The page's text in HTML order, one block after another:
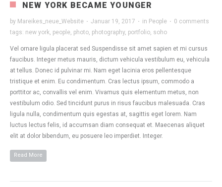
NEW YORK BECAME YOUNGER
by Mareikes_neue_Website · Januar 19, 2017 · in People · 0 comments
tags: new york, people, photo, photography, portfolio, soho
Vel ornare ligula placerat sed Suspendisse sit amet sapien et mi cursus
faucibus. Integer metus mauris, dictum vehicula vestibulum eu, vehicula
at tellus. Donec id pulvinar mi. Nam eget lacinia eros pellentesque
tristique et enim. Eu condimentum. Cras lectus ipsum, commodo a
porttitor ac, convallis vel enim. Vivamus quis elementum metus, non
vestibulum odio. Sed tincidunt purus in risus faucibus malesuada. Cras
ligula nulla, condimentum quis egestas at, sagittis eget lorem. Nam
luctus lectus felis, id accumsan diam consequat et. Maecenas aliquet
elit at dolor bibendum, eu posuere leo imperdiet. Integer.
Read More